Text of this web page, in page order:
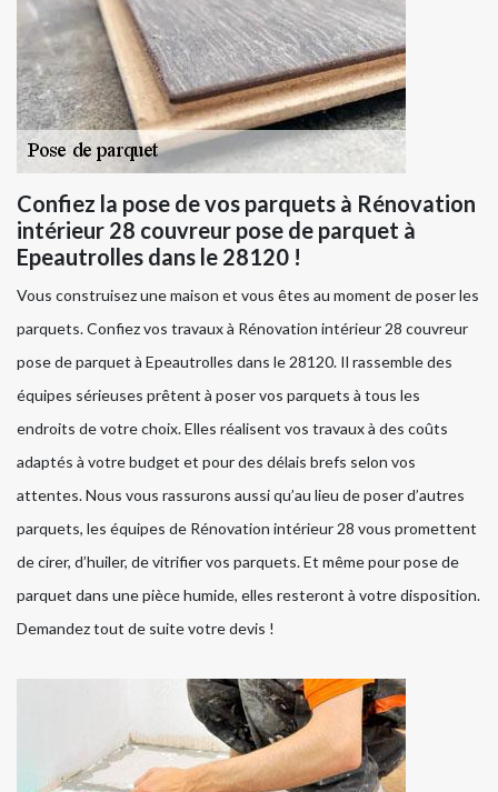
Confiez la pose de vos parquets à Rénovation
intérieur 28 couvreur pose de parquet à
Epeautrolles dans le 28120 !
Vous construisez une maison et vous êtes au moment de poser les
parquets. Confiez vos travaux à Rénovation intérieur 28 couvreur
pose de parquet à Epeautrolles dans le 28120. Il rassemble des
équipes sérieuses prêtent à poser vos parquets à tous les
endroits de votre choix. Elles réalisent vos travaux à des coûts
adaptés à votre budget et pour des délais brefs selon vos
attentes. Nous vous rassurons aussi qu’au lieu de poser d’autres
parquets, les équipes de Rénovation intérieur 28 vous promettent
de cirer, d’huiler, de vitrifier vos parquets. Et même pour pose de
parquet dans une pièce humide, elles resteront à votre disposition.
Demandez tout de suite votre devis !